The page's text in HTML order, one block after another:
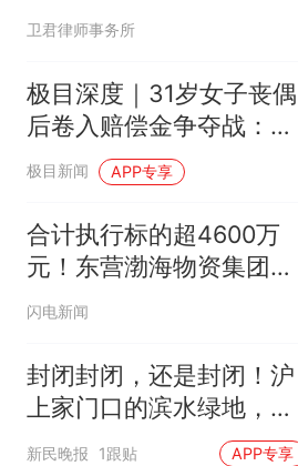
双赔联动、逐项对账，只
卫君律师事务所
极目深度｜31岁女子丧偶
后卷入赔偿金争夺战：告
赢公婆仅拿到3万元，婆
家转移上百万元钱款去向
不明
极目新闻 APP专享
合计执行标的超4600万
元！东营渤海物资集团四
次成被执行人
闪电新闻
封闭封闭，还是封闭！沪
上家门口的滨水绿地，建
成两年“不开放”！居民“铤
新民晚报 1跟贴 APP专享